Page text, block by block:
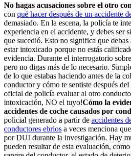
No hagas acusaciones sobre el otro
con qué hacer después de un accidente
demasiado. En la escena, la policía te
experiencia en el accidente, y debes ser
que sucedió. Esto no significa que
estar intoxicado porque no estás
evidencia. Durante el interrogatorio
pero no digas más de lo necesario.
de lo que estabas haciendo antes de la
conductor y cómo te sentiste después
oficial de policía evaluar al otro
intoxicación, NO el tuyo!Cómo la
accidentes de coche causados por
policial generado a partir de accidentes
conductores ebrios a veces menciona
por DUI durante la investigación. Hay
pueden resultar de esta evaluación,